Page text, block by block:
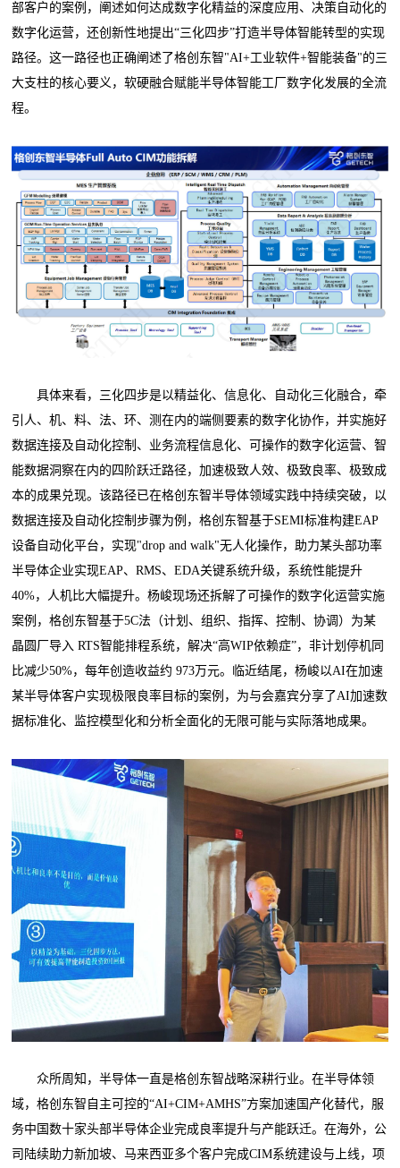
部客户的案例，阐述如何达成数字化精益的深度应用、决策自动化的
数字化运营，还创新性地提出“三化四步”打造半导体智能转型的实现
路径。这一路径也正确阐述了格创东智"AI+工业软件+智能装备"的三
大支柱的核心要义，软硬融合赋能半导体智能工厂数字化发展的全流
程。
具体来看，三化四步是以精益化、信息化、自动化三化融合，牵
引人、机、料、法、环、测在内的端侧要素的数字化协作，并实施好
数据连接及自动化控制、业务流程信息化、可操作的数字化运营、智
能数据洞察在内的四阶跃迁路径，加速极致人效、极致良率、极致成
本的成果兑现。该路径已在格创东智半导体领域实践中持续突破，以
数据连接及自动化控制步骤为例，格创东智基于SEMI标准构建EAP
设备自动化平台，实现"drop and walk"无人化操作，助力某头部功率
半导体企业实现EAP、RMS、EDA关键系统升级，系统性能提升
40%，人机比大幅提升。杨峻现场还拆解了可操作的数字化运营实施
案例，格创东智基于5C法（计划、组织、指挥、控制、协调）为某
晶圆厂导入 RTS智能排程系统，解决“高WIP依赖症”，非计划停机同
比减少50%，每年创造收益约 973万元。临近结尾，杨峻以AI在加速
某半导体客户实现极限良率目标的案例，为与会嘉宾分享了AI加速数
据标准化、监控模型化和分析全面化的无限可能与实际落地成果。
众所周知，半导体一直是格创东智战略深耕行业。在半导体领
域，格创东智自主可控的“AI+CIM+AMHS”方案加速国产化替代，服
务中国数十家头部半导体企业完成良率提升与产能跃迁。在海外，公
司陆续助力新加坡、马来西亚多个客户完成CIM系统建设与上线，项